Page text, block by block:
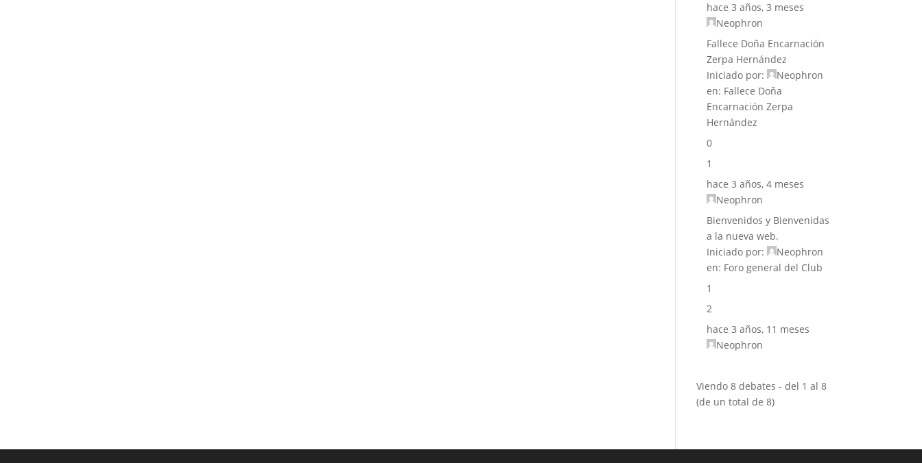
hace 3 años, 3 meses
Neophron
Fallece Doña Encarnación
Zerpa Hernández
Iniciado por:
Neophron
en: Fallece Doña
Encarnación Zerpa
Hernández
0
1
hace 3 años, 4 meses
Neophron
Bienvenidos y Bienvenidas
a la nueva web.
Iniciado por:
Neophron
en: Foro general del Club
1
2
hace 3 años, 11 meses
Neophron
Viendo 8 debates - del 1 al 8
(de un total de 8)